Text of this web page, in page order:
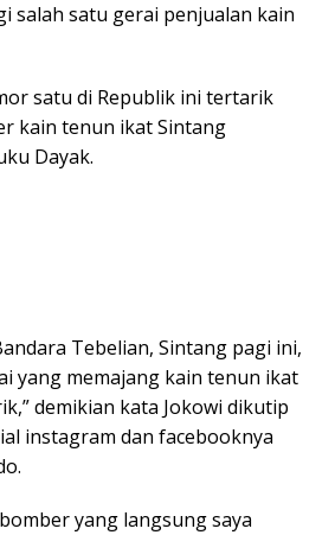
salah satu gerai penjualan kain
satu di Republik ini tertarik
kain tenun ikat Sintang
Dayak.
Tebelian, Sintang pagi ini,
yang memajang kain tenun ikat
demikian kata Jokowi dikutip
instagram dan facebooknya
yang langsung saya